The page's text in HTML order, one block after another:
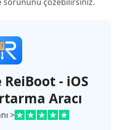
- iOS
Aracı
>